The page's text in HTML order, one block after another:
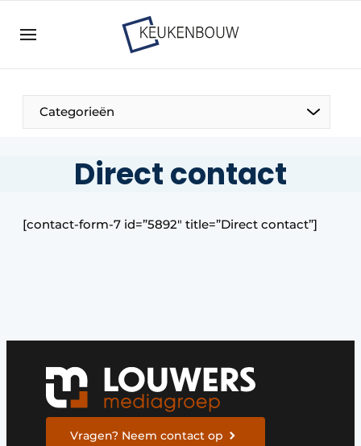
Bedrijven
Bedrijven
Contact
Direct contact
Podcasts
Privacy / Cookie statement
Vacature aanmelden
Categorieën
Direct contact
[contact-form-7 id=”5892″ title=”Direct contact”]
Vragen? Neem contact op